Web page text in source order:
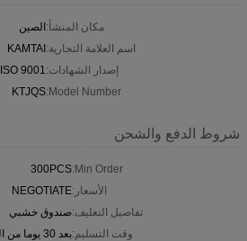
مكان المنشأ:الصين
اسم العلامة التجارية:KAMTAI
إصدار الشهادات:ISO 9001
Model Number:
KTJQS
شروط الدفع والشحن
Min Order:
300PCS
الأسعار:NEGOTIATE
تفاصيل التغليف:صندوق خشبي
وقت التسليم:بعد 30 يوما من الدفع